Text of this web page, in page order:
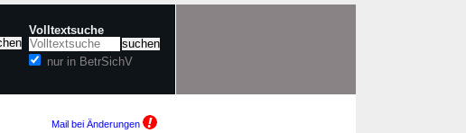
Volltextsuche
nur in BetrSichV
Mail bei Änderungen